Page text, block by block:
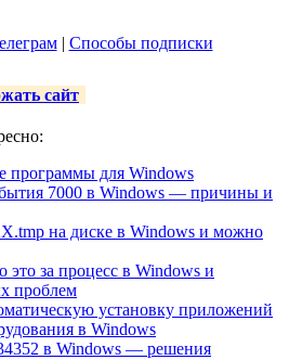
| Способы подписки
сайт
программы для Windows
7000 в Windows — причины и
на диске в Windows и можно
это за процесс в Windows и
проблем
установку приложений
в Windows
в Windows — решения